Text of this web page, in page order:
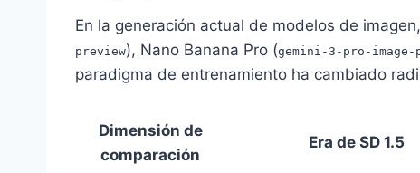
En la generación actual de modelos de
preview), Nano Banana Pro (gemini-3-pro-image-
paradigma de entrenamiento ha cambiado
Dimensión de
comparación
Era de SD 1.5